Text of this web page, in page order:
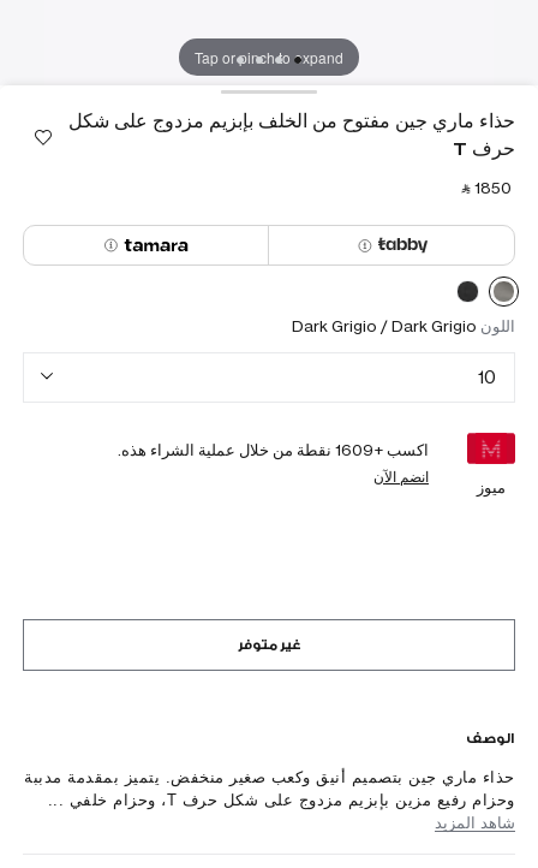
Tap or pinch to expand
حذاء ماري جين مفتوح من الخلف بإبزيم مزدوج على شكل
حرف T
‎ ⃁ ⁦1850⁩ ‎
اللون Dark Grigio / Dark Grigio
10
ميوز
اكسب +1609 نقطة من خلال عملية الشراء هذه.
انضم الآن
غير متوفر
الوصف
حذاء ماري جين بتصميم أنيق وكعب صغير منخفض. يتميز بمقدمة مدببة
وحزام رفيع مزين بإبزيم مزدوج على شكل حرف T، وحزام خلفي ...
شاهد المزيد